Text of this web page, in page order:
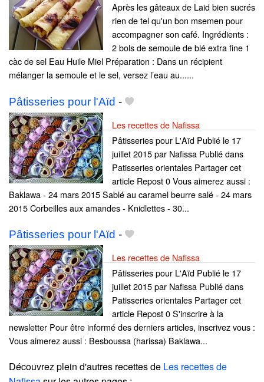
Après les gâteaux de Laid bien sucrés
rien de tel qu'un bon msemen pour
accompagner son café. Ingrédients :
2 bols de semoule de blé extra fine 1
càc de sel Eau Huile Miel Préparation : Dans un récipient
mélanger la semoule et le sel, versez l’eau au......
Pâtisseries pour l'Aïd -
Les recettes de Nafissa
Pâtisseries pour L'Aïd Publié le 17
juillet 2015 par Nafissa Publié dans
Patisseries orientales Partager cet
article Repost 0 Vous aimerez aussi :
Baklawa - 24 mars 2015 Sablé au caramel beurre salé - 24 mars
2015 Corbeilles aux amandes - Knidlettes - 30...
Pâtisseries pour l'Aïd -
Les recettes de Nafissa
Pâtisseries pour L'Aïd Publié le 17
juillet 2015 par Nafissa Publié dans
Patisseries orientales Partager cet
article Repost 0 S'inscrire à la
newsletter Pour être informé des derniers articles, inscrivez vous :
Vous aimerez aussi : Besboussa (harissa) Baklawa...
Découvrez plein d'autres recettes de Les recettes de